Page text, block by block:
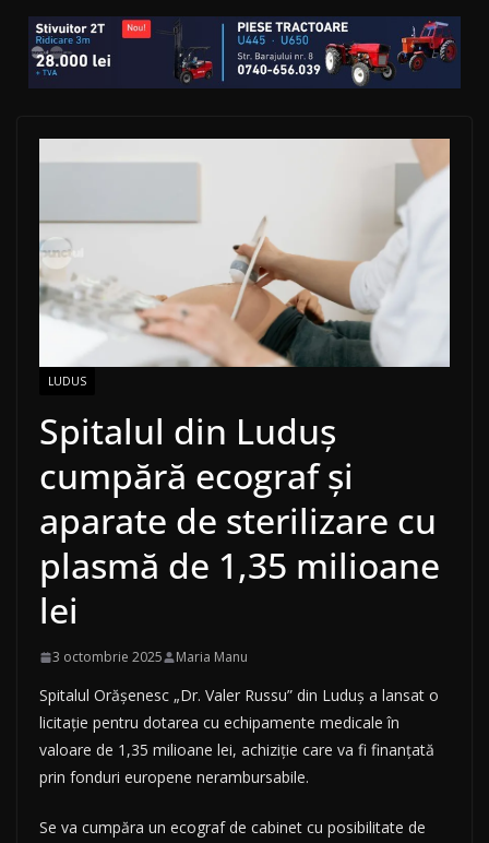
LUDUS
Spitalul din Luduș
cumpără ecograf și
aparate de sterilizare cu
plasmă de 1,35 milioane
lei
3 octombrie 2025 Maria Manu
Spitalul Orășenesc „Dr. Valer Russu” din Luduș a lansat o
licitație pentru dotarea cu echipamente medicale în
valoare de 1,35 milioane lei, achiziție care va fi finanțată
prin fonduri europene nerambursabile.
Se va cumpăra un ecograf de cabinet cu posibilitate de